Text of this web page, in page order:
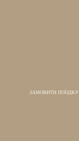
ЗАМОВИТИ ПОЇЗДКУ